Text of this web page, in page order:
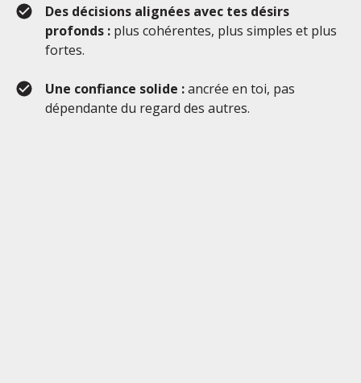
Des décisions alignées avec tes désirs
profonds : plus cohérentes, plus simples et plus
fortes.
Une confiance solide :ancrée en toi, pas
dépendante du regard des autres.